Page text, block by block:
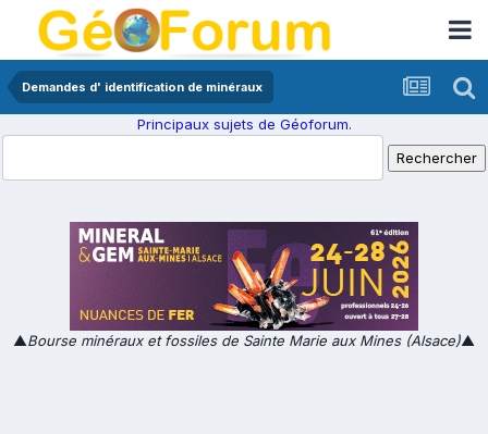
Demandes d' identification de minéraux
Principaux sujets de Géoforum.
▲Bourse minéraux et fossiles de Sainte Marie aux Mines (Alsace)▲